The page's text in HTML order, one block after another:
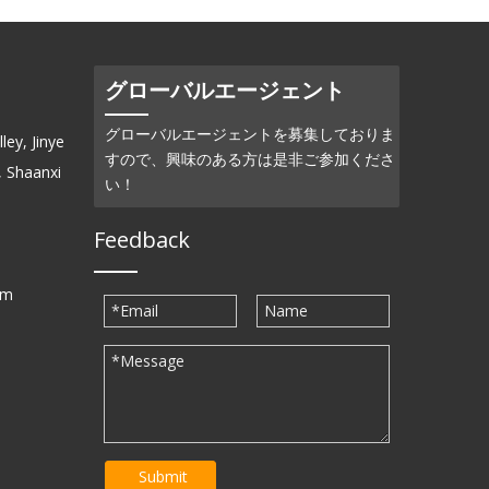
Jinye
グローバルエージェント
グローバルエージェントを募集しておりま
すので、興味のある方は是非ご参加くださ
い！
Feedback
Submit